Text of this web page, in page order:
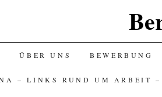
ÜBER UNS BEWERBUNG
– LINKS RUND UM ARBEIT